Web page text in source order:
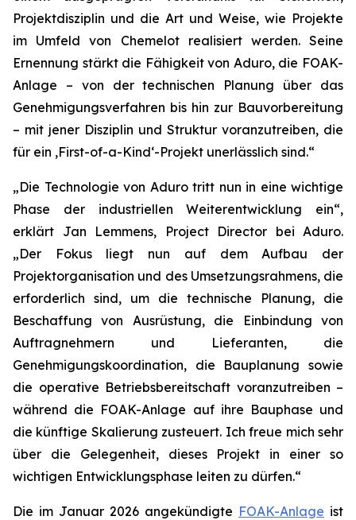
Projektdisziplin und die Art und Weise, wie Projekte
im Umfeld von Chemelot realisiert werden. Seine
Ernennung stärkt die Fähigkeit von Aduro, die FOAK-
Anlage – von der technischen Planung über das
Genehmigungsverfahren bis hin zur Bauvorbereitung
– mit jener Disziplin und Struktur voranzutreiben, die
für ein ‚First-of-a-Kind‘-Projekt unerlässlich sind.“
„Die Technologie von Aduro tritt nun in eine wichtige
Phase der industriellen Weiterentwicklung ein“,
erklärt Jan Lemmens, Project Director bei Aduro.
„Der Fokus liegt nun auf dem Aufbau der
Projektorganisation und des Umsetzungsrahmens, die
erforderlich sind, um die technische Planung, die
Beschaffung von Ausrüstung, die Einbindung von
Auftragnehmern und Lieferanten, die
Genehmigungskoordination, die Bauplanung sowie
die operative Betriebsbereitschaft voranzutreiben –
während die FOAK-Anlage auf ihre Bauphase und
die künftige Skalierung zusteuert. Ich freue mich sehr
über die Gelegenheit, dieses Projekt in einer so
wichtigen Entwicklungsphase leiten zu dürfen.“
Die im Januar 2026 angekündigte FOAK-Anlage ist